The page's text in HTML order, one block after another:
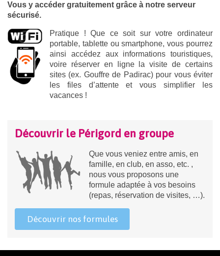
Vous y accéder gratuitement grâce à notre serveur
sécurisé.
Pratique ! Que ce soit sur votre ordinateur
portable, tablette ou smartphone, vous pourrez
ainsi accédez aux informations touristiques,
voire réserver en ligne la visite de certains
sites (ex. Gouffre de Padirac) pour vous éviter
les files d’attente et vous simplifier les
vacances !
Découvrir le Périgord en groupe
Que vous veniez entre amis, en
famille, en club, en asso, etc. ,
nous vous proposons une
formule adaptée à vos besoins
(repas, réservation de visites, …).
Découvrir nos formules